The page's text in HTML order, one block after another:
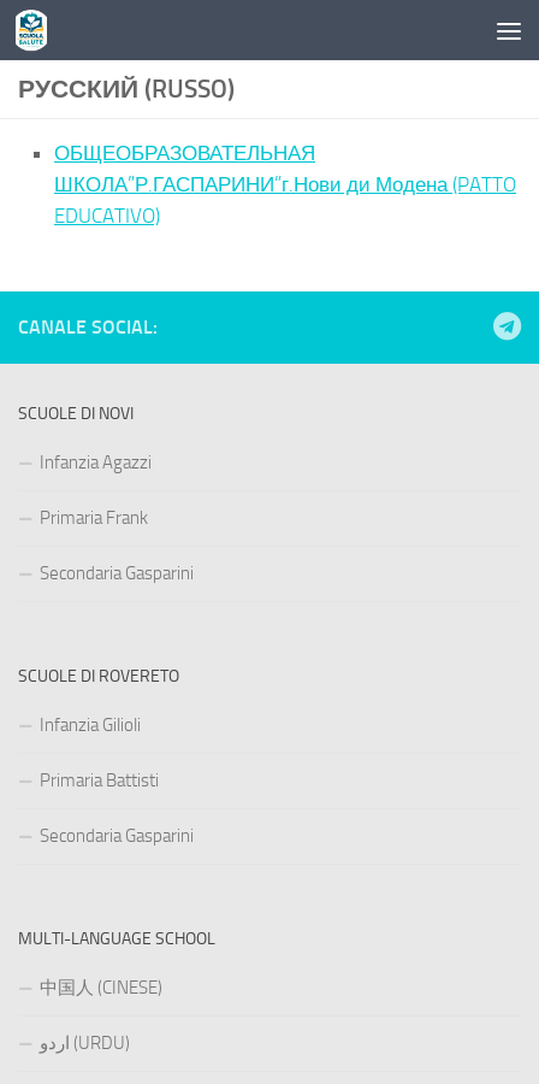
Skip to content
РУССКИЙ (RUSSO)
ОБЩЕОБРАЗОВАТЕЛЬНАЯ
ШКОЛА”Р.ГАСПАРИНИ”г.Нови ди Модена (PATTO
EDUCATIVO)
CANALE SOCIAL:
SCUOLE DI NOVI
Infanzia Agazzi
Primaria Frank
Secondaria Gasparini
SCUOLE DI ROVERETO
Infanzia Gilioli
Primaria Battisti
Secondaria Gasparini
MULTI-LANGUAGE SCHOOL
中国人 (CINESE)
اردو (URDU)